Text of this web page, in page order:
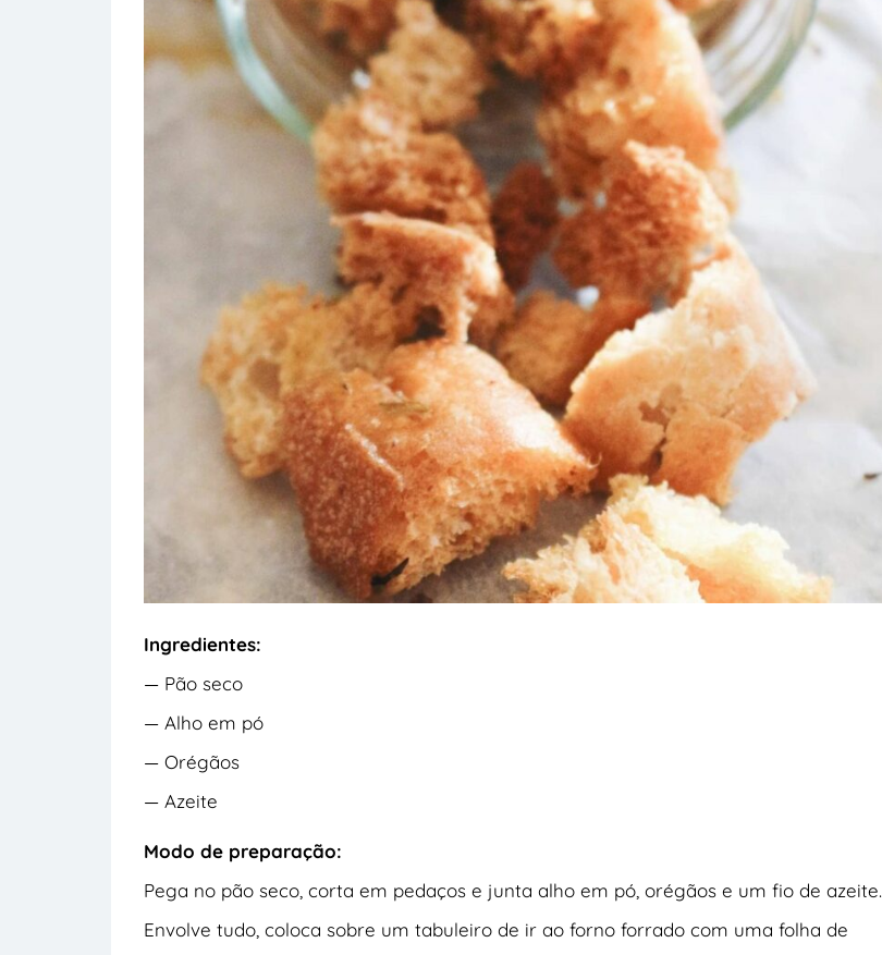
Ingredientes:
— Pão seco
— Alho em pó
— Orégãos
— Azeite
Modo de preparação:
Pega no pão seco, corta em pedaços e junta alho em pó, orégãos e um fio de azeite.
Envolve tudo, coloca sobre um tabuleiro de ir ao forno forrado com uma folha de